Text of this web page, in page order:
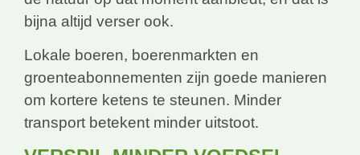
bijna altijd verser ook.
Lokale boeren, boerenmarkten en
groenteabonnementen zijn goede manieren
om kortere ketens te steunen. Minder
transport betekent minder uitstoot.